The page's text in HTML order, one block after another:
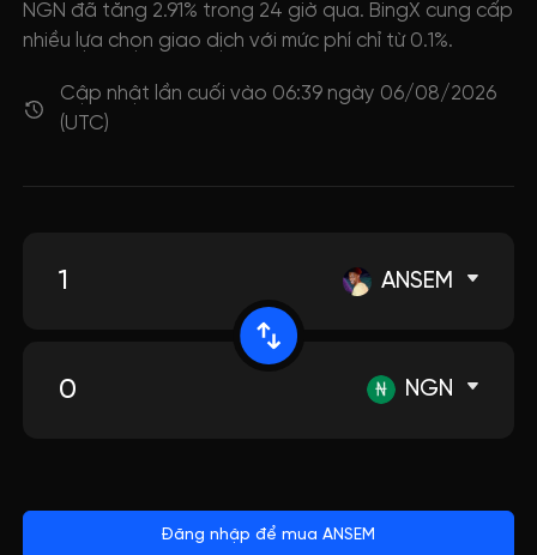
NGN đã tăng 2.91% trong 24 giờ qua. BingX cung cấp
nhiều lựa chọn giao dịch với mức phí chỉ từ 0.1%.
Cập nhật lần cuối vào 06:39 ngày 06/08/2026
(UTC)
ANSEM
NGN
Đăng nhập để mua ANSEM